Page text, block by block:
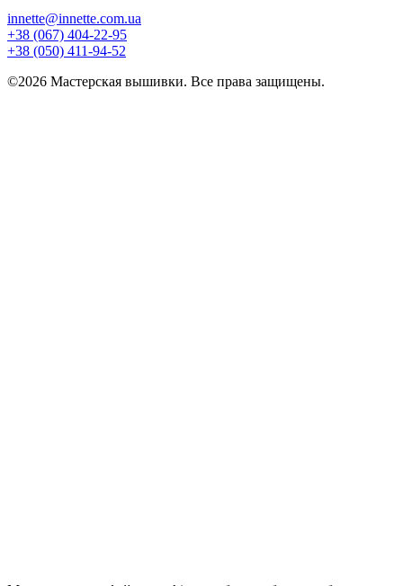
innette@innette.com.ua
+38 (067) 404-22-95
+38 (050) 411-94-52
©2026 Мастерская вышивки. Все права защищены.